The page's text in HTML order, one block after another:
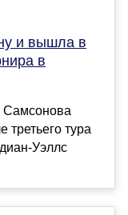
и вышла в
в
Самсонова
третьего тура